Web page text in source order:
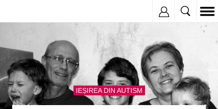
IEȘIREA DIN AUTISM